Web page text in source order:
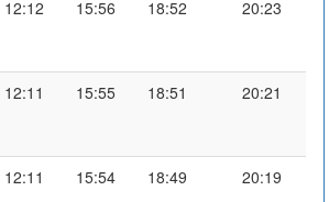
12:12 15:56 18:52 20:23
12:11 15:55 18:51 20:21
12:11 15:54 18:49 20:19